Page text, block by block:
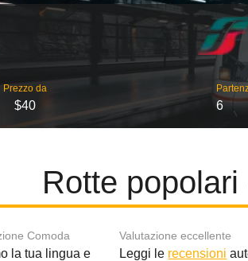
Prezzo da
$40 6
Rotte
Comoda
la tua lingua e
Valutazione eccellente
Leggi le recensioni